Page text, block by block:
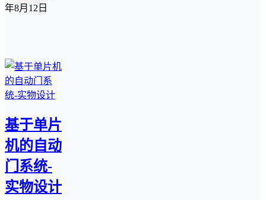
年8月12日
基于单片
机的自动
门系统-
实物设计